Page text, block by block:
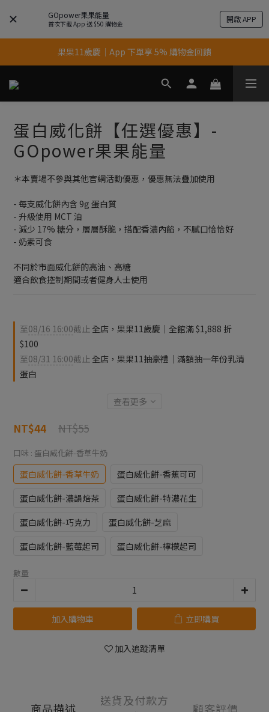
GOpower果果能量
首次下載 App 送 $50 購物金 開啟 APP
果果11歲慶｜App 下單享 5% 購物金回饋
果果11歲慶｜App 下單享 5% 購物金回饋
結帳輸入優惠代碼【gopower】享全單95折優惠！
果果11歲慶｜App 下單享 5% 購物金回饋
蛋白威化餅【任選優惠】-
GOpower果果能量
＊本賣場不參與其他官網活動優惠，優惠無法疊加使用
- 每支威化餅內含 9g 蛋白質
- 升級使用 MCT 油
- 減少 17% 糖分，層層酥脆，搭配香濃內餡，不膩口恰恰好
- 奶素可食
不同於市面威化餅的高油、高糖
適合飲食控制期間或者健身人士使用
至08/16 16:00截止 全店，果果11歲慶｜全館滿 $1,888 折
$100
至08/31 16:00截止 全店，果果11抽豪禮｜滿額抽一年份乳清
蛋白
查看更多
NT$55
NT$44
口味 : 蛋白威化餅-香草牛奶
蛋白威化餅-香草牛奶
蛋白威化餅-香蕉可可
蛋白威化餅-濃韻焙茶
蛋白威化餅-特濃花生
蛋白威化餅-巧克力
蛋白威化餅-芝麻
蛋白威化餅-藍莓起司
蛋白威化餅-檸檬起司
數量
加入購物車 立即購買
加入追蹤清單
商品描述
送貨及付款方
顧客評價